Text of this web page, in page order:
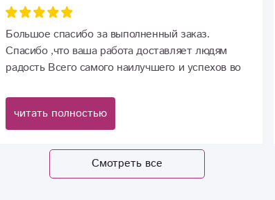
Большое спасибо за выполненный заказ.
Спасибо ,что ваша работа доставляет людям
радость Всего самого наилучшего и успехов во
читать полностью
Смотреть все